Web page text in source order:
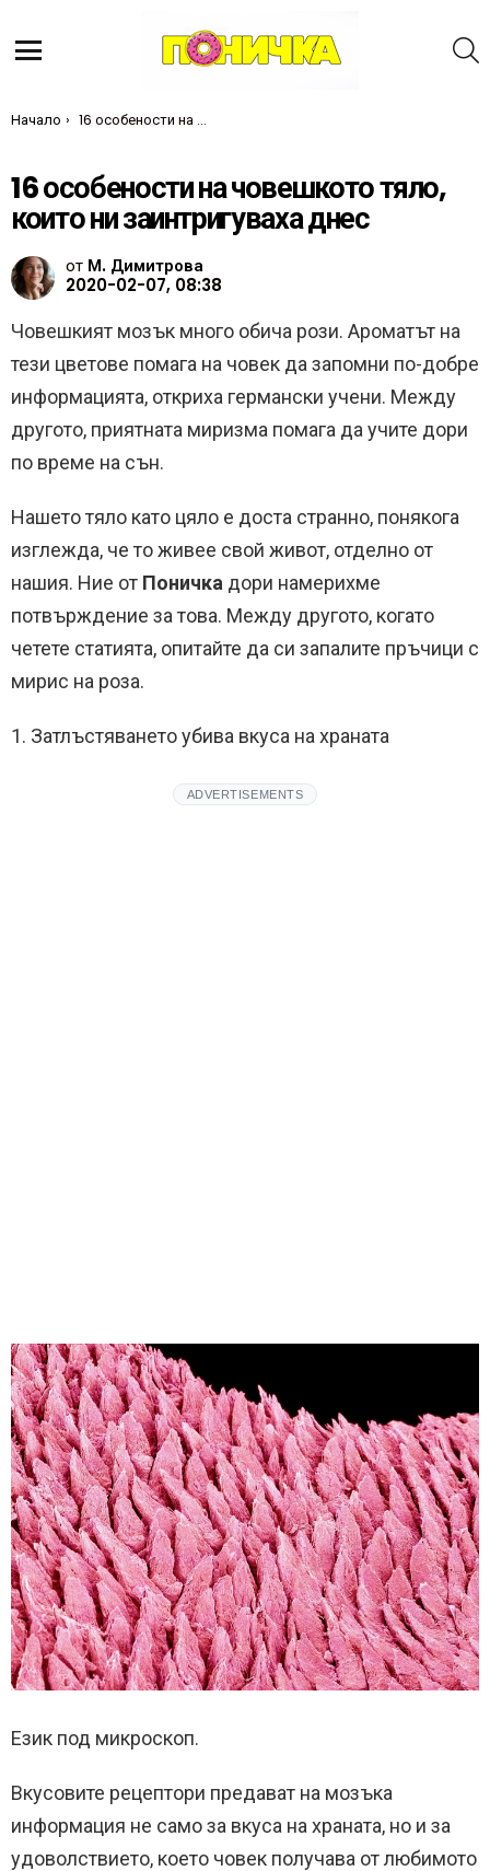
Ти си тук:
Начало 16 особености на човешкото тяло, които ни заинтригуваха днес
16 особености на човешкото тяло,
които ни заинтригуваха днес
от М. Димитрова
2020-02-07, 08:38
Човешкият мозък много обича рози. Ароматът на
тези цветове помага на човек да запомни по-добре
информацията, откриха германски учени. Между
другото, приятната миризма помага да учите дори
по време на сън.
Нашето тяло като цяло е доста странно, понякога
изглежда, че то живее свой живот, отделно от
нашия. Ние от Поничка дори намерихме
потвърждение за това. Между другото, когато
четете статията, опитайте да си запалите пръчици с
мирис на роза.
1. Затлъстяването убива вкуса на храната
ADVERTISEMENTS
Език под микроскоп.
Вкусовите рецептори предават на мозъка
информация не само за вкуса на храната, но и за
удоволствието, което човек получава от любимото